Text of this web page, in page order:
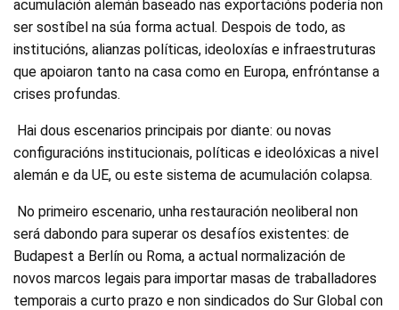
acumulación alemán baseado nas exportacións podería non
ser sostíbel na súa forma actual. Despois de todo, as
institucións, alianzas políticas, ideoloxías e infraestruturas
que apoiaron tanto na casa como en Europa, enfróntanse a
crises profundas.
Hai dous escenarios principais por diante: ou novas
configuracións institucionais, políticas e ideolóxicas a nivel
alemán e da UE, ou este sistema de acumulación colapsa.
No primeiro escenario, unha restauración neoliberal non
será dabondo para superar os desafíos existentes: de
Budapest a Berlín ou Roma, a actual normalización de
novos marcos legais para importar masas de traballadores
temporais a curto prazo e non sindicados do Sur Global con